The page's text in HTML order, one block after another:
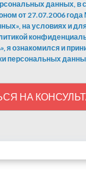
данных, в
от 27.07.2006
на условиях и
я ознакомился и
персональных
НА